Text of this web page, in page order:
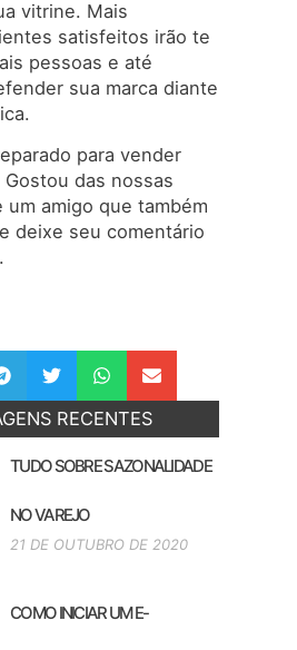
vitrine. Mais
satisfeitos irão te
pessoas e até
sua marca diante
para vender
Gostou das nossas
um amigo que também
deixe seu comentário
RECENTES
TUDO SOBRE SAZONALIDADE
NO VAREJO
21 DE OUTUBRO DE 2020
COMO INICIAR UM E-